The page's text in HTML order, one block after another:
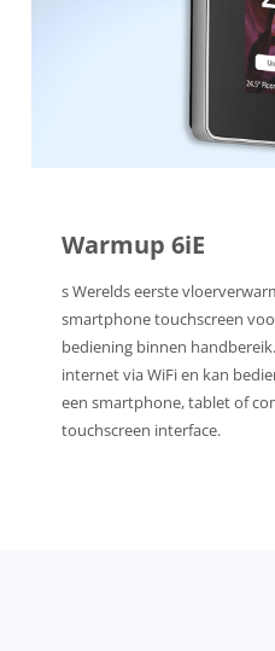
Warmup 6iE
s Werelds eerste
smartphone touchscreen
bediening binnen
internet via WiFi en kan
een smartphone, tablet of
touchscreen interface.